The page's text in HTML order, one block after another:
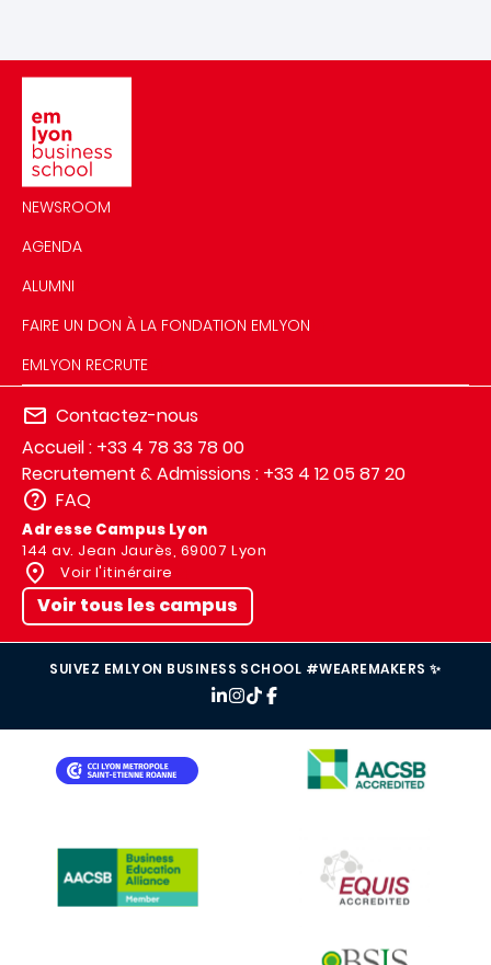
NEWSROOM
AGENDA
ALUMNI
FAIRE UN DON À LA FONDATION EMLYON
EMLYON RECRUTE
Contactez-nous
Accueil : +33 4 78 33 78 00
Recrutement & Admissions : +33 4 12 05 87 20
FAQ
Adresse Campus Lyon
144 av. Jean Jaurès, 69007 Lyon
Voir l'itinéraire
Voir tous les campus
SUIVEZ EMLYON BUSINESS SCHOOL #WEAREMAKERS ✨
IMAGE
IMAGE